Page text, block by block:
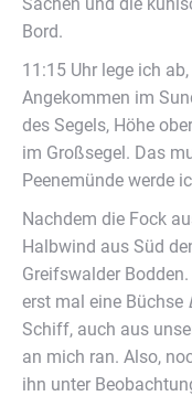
Bord.
11:15 Uhr lege ich
Angekommen im
des Segels, Höhe
im Großsegel. Das
Peenemünde werde
Nachdem die Fock
Halbwind aus Süd
Greifswalder
erst mal eine Büchse
Schiff, auch aus
an mich ran. Also,
ihn unter